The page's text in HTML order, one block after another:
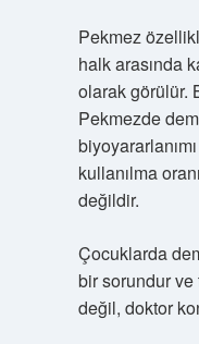
Pekmez
halk arasında
olarak görülür.
Pekmezde
kullanılma
değildir.
Çocuklarda
bir sorundur
değil, doktor